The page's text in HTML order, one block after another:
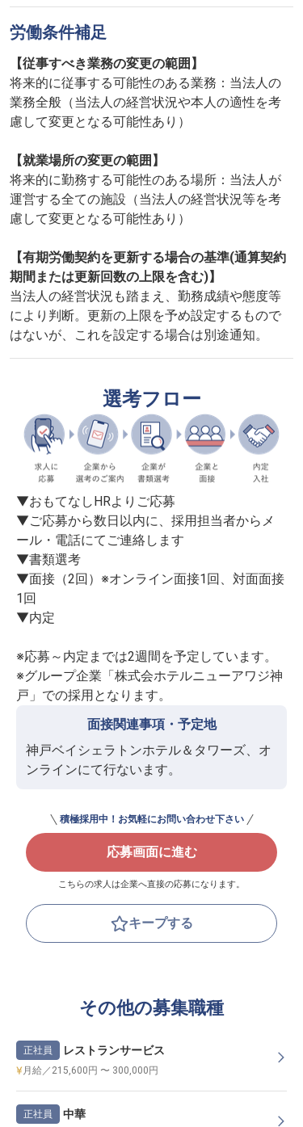
労働条件補足
【従事すべき業務の変更の範囲】
将来的に従事する可能性のある業務：当法人の
業務全般（当法人の経営状況や本人の適性を考
慮して変更となる可能性あり）
【就業場所の変更の範囲】
将来的に勤務する可能性のある場所：当法人が
運営する全ての施設（当法人の経営状況等を考
慮して変更となる可能性あり）
【有期労働契約を更新する場合の基準(通算契約
期間または更新回数の上限を含む)】
当法人の経営状況も踏まえ、勤務成績や態度等
により判断。更新の上限を予め設定するもので
はないが、これを設定する場合は別途通知。
選考フロー
▼おもてなしHRよりご応募
▼ご応募から数日以内に、採用担当者からメ
ール・電話にてご連絡します
▼書類選考
▼面接（2回）※オンライン面接1回、対面面接
1回
▼内定
※応募～内定までは2週間を予定しています。
※グループ企業「株式会ホテルニューアワジ神
戸」での採用となります。
面接関連事項・予定地
神戸ベイシェラトンホテル＆タワーズ、オ
ンラインにて行ないます。
積極採用中！お気軽にお問い合わせ下さい
応募画面に進む
こちらの求人は企業へ直接の応募になります。
キープする
その他の募集職種
正社員 レストランサービス
月給／215,600円 〜 300,000円
正社員 中華